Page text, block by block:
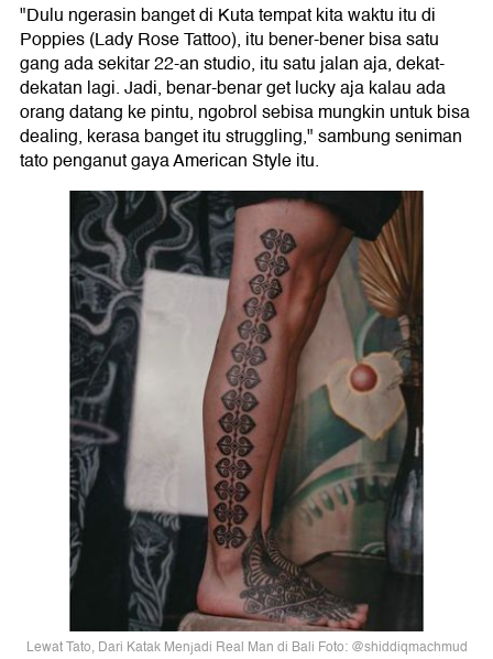
"Dulu ngerasin banget di Kuta tempat kita waktu itu di
Poppies (Lady Rose Tattoo), itu bener-bener bisa satu
gang ada sekitar 22-an studio, itu satu jalan aja, dekat-
dekatan lagi. Jadi, benar-benar get lucky aja kalau ada
orang datang ke pintu, ngobrol sebisa mungkin untuk bisa
dealing, kerasa banget itu struggling," sambung seniman
tato penganut gaya American Style itu.
Lewat Tato, Dari Katak Menjadi Real Man di Bali Foto: @shiddiqmachmud